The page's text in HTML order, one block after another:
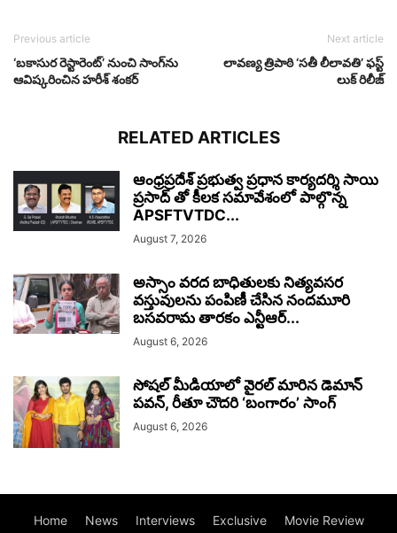
Previous article
‘బకాసుర రెస్టారెంట్‌’ నుంచి సాంగ్‌ను
ఆవిష్కరించిన హరీశ్‌ శంకర్‌
Next article
లావ‌ణ్య త్రిపాఠి ‘సతీ లీలావతి’ ఫస్ట్
లుక్ రిలీజ్
RELATED ARTICLES
ఆంధ్రప్రదేశ్ ప్రభుత్వ ప్రధాన కార్యదర్శి సాయి
ప్రసాద్ తో కీలక సమావేశంలో పాల్గొన్న
APSFTVTDC...
August 7, 2026
అస్సాం వరద బాధితులకు నిత్యవసర
వస్తువులను పంపిణీ చేసిన నందమూరి
బసవరామ తారకం ఎన్టీఆర్...
August 6, 2026
సోషల్ మీడియాలో వైరల్ మారిన డెమాన్
పవన్, రీతూ చౌదరి ‘బంగారం’ సాంగ్
August 6, 2026
Home News Interviews Exclusive Movie Review